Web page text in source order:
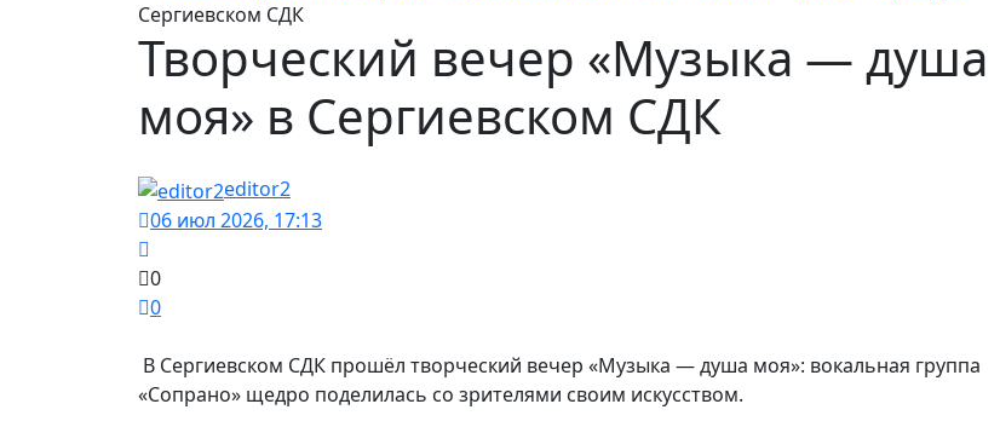
Сергиевском СДК
Творческий вечер «Музыка — душа
моя» в Сергиевском СДК
editor2
06 июл 2026, 17:13
0
0
В Сергиевском СДК прошёл творческий вечер «Музыка — душа моя»: вокальная группа
«Сопрано» щедро поделилась со зрителями своим искусством.